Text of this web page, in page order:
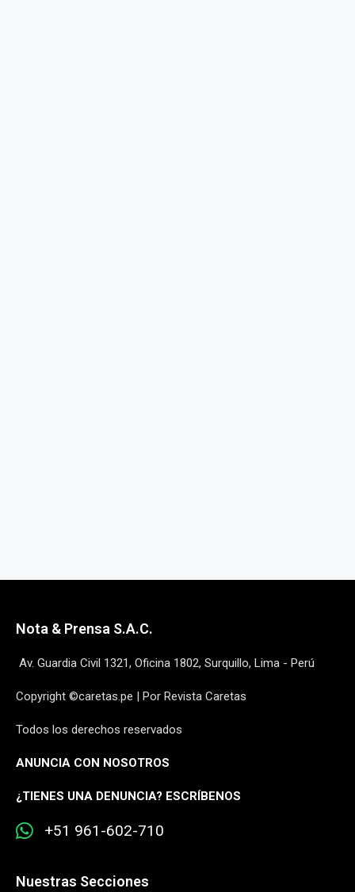
Nota & Prensa S.A.C.
Av. Guardia Civil 1321, Oficina 1802, Surquillo, Lima - Perú
Copyright ©caretas.pe | Por Revista Caretas
Todos los derechos reservados
ANUNCIA CON NOSOTROS
¿TIENES UNA DENUNCIA? ESCRÍBENOS
+51 961-602-710
Nuestras Secciones